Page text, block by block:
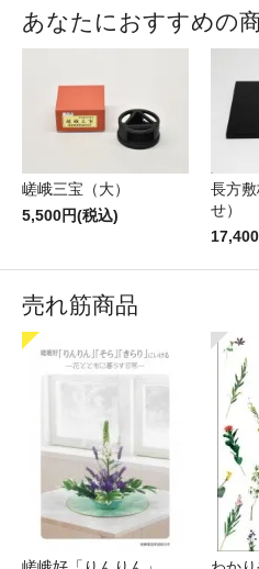
あなたにおすすめの
嵯峨三宝（大）
5,500円(税込)
長方
せ）
売れ筋商品